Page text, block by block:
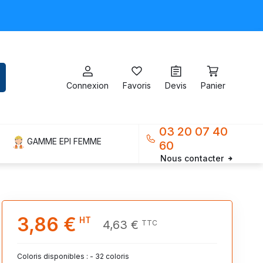
Connexion Favoris Devis Panier
GAMME EPI FEMME
03 20 07 40
60
Nous contacter
3,86 € HT 4,63 € TTC
Coloris disponibles : - 32 coloris